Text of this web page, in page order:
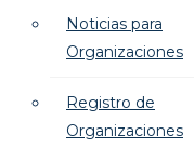
Noticias para
Organizaciones
Registro de
Organizaciones